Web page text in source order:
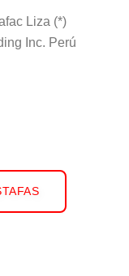
Liza (*)
Inc. Perú